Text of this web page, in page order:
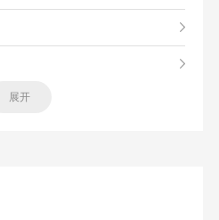
展开